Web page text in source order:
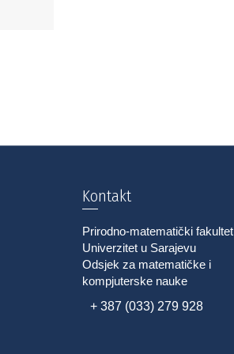
Kontakt
Prirodno-matematički fakultet
Univerzitet u Sarajevu
Odsjek za matematičke i
kompjuterske nauke
+ 387 (033) 279 928